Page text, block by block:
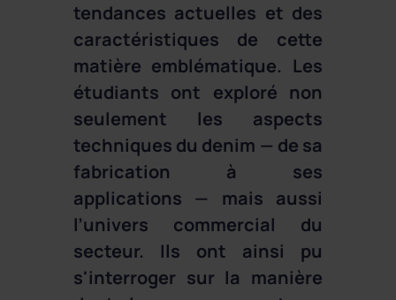
tendances actuelles et des
caractéristiques de cette
matière emblématique. Les
étudiants ont exploré non
seulement les aspects
techniques du denim — de sa
fabrication à ses
applications — mais aussi
l’univers commercial du
secteur. Ils ont ainsi pu
s'interroger sur la manière